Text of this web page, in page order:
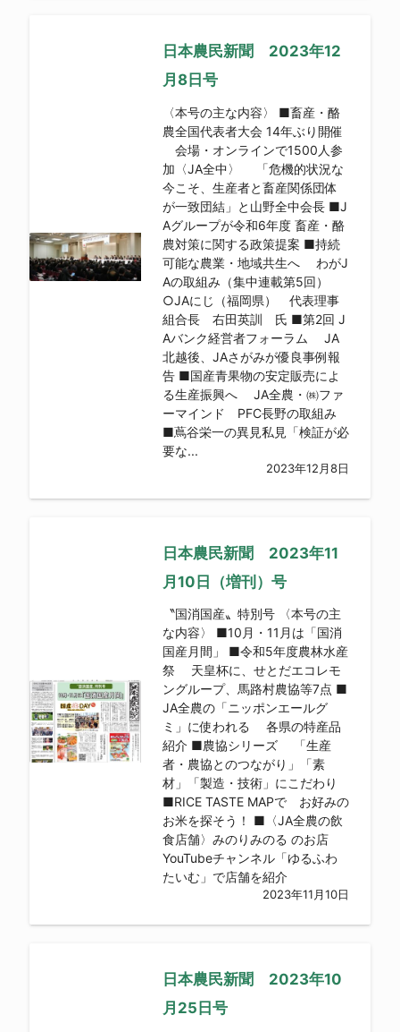
日本農民新聞 2023年12
月8日号
〈本号の主な内容〉 ■畜産・酪
農全国代表者大会 14年ぶり開催
会場・オンラインで1500人参
加〈JA全中〉 「危機的状況な
今こそ、生産者と畜産関係団体
が一致団結」と山野全中会長 ■J
Aグループが令和6年度 畜産・酪
農対策に関する政策提案 ■持続
可能な農業・地域共生へ わがJ
Aの取組み（集中連載第5回）
○JAにじ（福岡県） 代表理事
組合長 右田英訓 氏 ■第2回 J
Aバンク経営者フォーラム JA
北越後、JAさがみが優良事例報
告 ■国産青果物の安定販売によ
る生産振興へ JA全農・㈱ファ
ーマインド PFC長野の取組み
■蔦谷栄一の異見私見「検証が必
要な...
2023年12月8日
日本農民新聞 2023年11
月10日（増刊）号
〝国消国産〟特別号 〈本号の主
な内容〉 ■10月・11月は「国消
国産月間」 ■令和5年度農林水産
祭 天皇杯に、せとだエコレモ
ングループ、馬路村農協等7点 ■
JA全農の「ニッポンエールグ
ミ」に使われる 各県の特産品
紹介 ■農協シリーズ 「生産
者・農協とのつながり」「素
材」「製造・技術」にこだわり
■RICE TASTE MAPで お好みの
お米を探そう！ ■〈JA全農の飲
食店舗〉みのりみのる のお店
YouTubeチャンネル「ゆるふわ
たいむ」で店舗を紹介
2023年11月10日
日本農民新聞 2023年10
月25日号